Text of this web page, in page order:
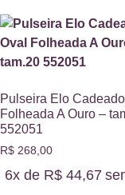
Pulseira Elo Cadeado
Folheada A Ouro –
552051
R$ 268,00
6x de R$44,67